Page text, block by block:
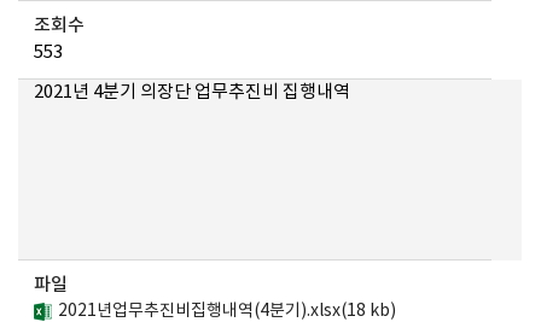
조회수
553
2021년 4분기 의장단 업무추진비 집행내역
파일
2021년업무추진비집행내역(4분기).xlsx(18 kb)